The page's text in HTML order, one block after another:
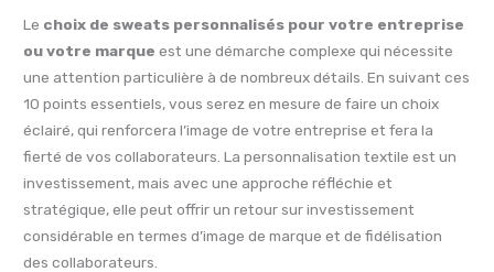
Le choix de sweats personnalisés pour votre entreprise
ou votre marque est une démarche complexe qui nécessite
une attention particulière à de nombreux détails. En suivant ces
10 points essentiels, vous serez en mesure de faire un choix
éclairé, qui renforcera l’image de votre entreprise et fera la
fierté de vos collaborateurs. La personnalisation textile est un
investissement, mais avec une approche réfléchie et
stratégique, elle peut offrir un retour sur investissement
considérable en termes d’image de marque et de fidélisation
des collaborateurs.